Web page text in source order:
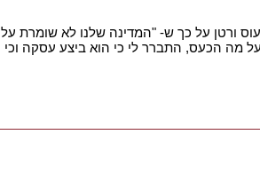
ורטן על כך ש- "המדינה שלנו לא שומרת על
מה הכעס, התברר לי כי הוא ביצע עסקה וכי